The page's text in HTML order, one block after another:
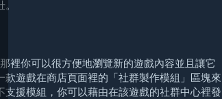
裡你可以很方便地瀏覽新的遊戲內容並且讓它
遊戲在商店頁面裡的「社群製作模組」區塊來
援模組，你可以藉由在該遊戲的社群中心裡發